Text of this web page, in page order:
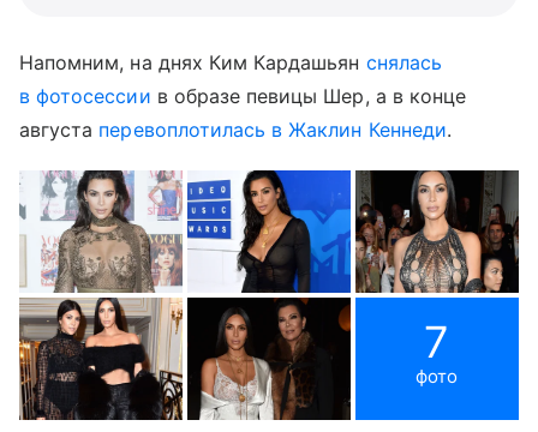
Напомним, на днях Ким Кардашьян снялась
в фотосессии в образе певицы Шер, а в конце
августа перевоплотилась в Жаклин Кеннеди.
7
фото